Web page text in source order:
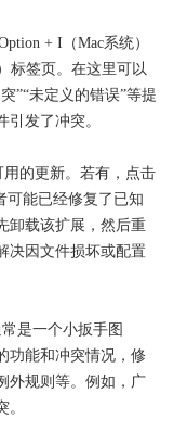
+ I（Mac系统）
标签页。在这里可以
”“未定义的错误”等提
发了冲突。
的更新。若有，点击
可能已经修复了已知
卸载该扩展，然后重
决因文件损坏或配置
是一个小扳手图
功能和冲突情况，修
外规则等。例如，广